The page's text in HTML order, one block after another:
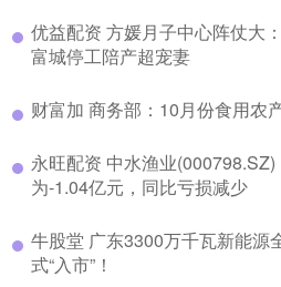
优益配资 方媛月子中心阵仗大
富城停工陪产超宠妻
财富加 商务部：10月份食用农
永旺配资 中水渔业
为-1.04亿元，同比亏损减少
牛股堂 广东3300万千瓦新能源
式“入市”！